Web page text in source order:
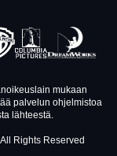
mukaan
palvelun ohjelmistoa
lähteestä.
Rights Reserved